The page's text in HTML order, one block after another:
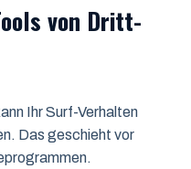
von Dritt­
Ihr Surf-Verhalten
Das geschieht vor